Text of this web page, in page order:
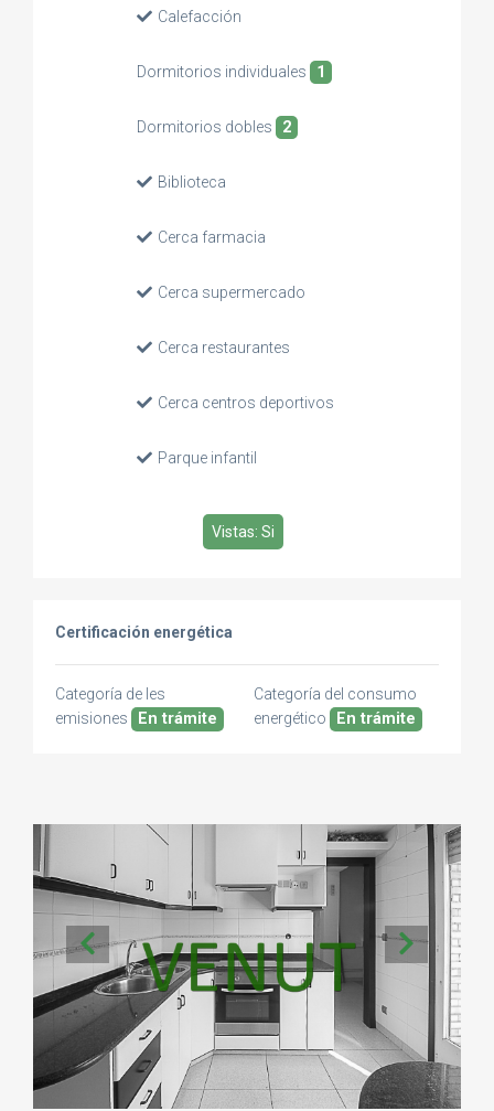
Calefacción
Dormitorios individuales 1
Dormitorios dobles 2
Biblioteca
Cerca farmacia
Cerca supermercado
Cerca restaurantes
Cerca centros deportivos
Parque infantil
Vistas: Si
Certificación energética
Categoría de les
emisiones
En trámite
Categoría del consumo
energético
En trámite